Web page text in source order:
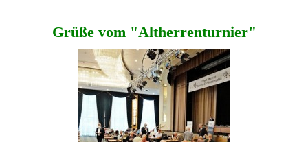
Heinz‑Schmitz‑Gedenkturnier
Grüße vom "Altherrenturnier"